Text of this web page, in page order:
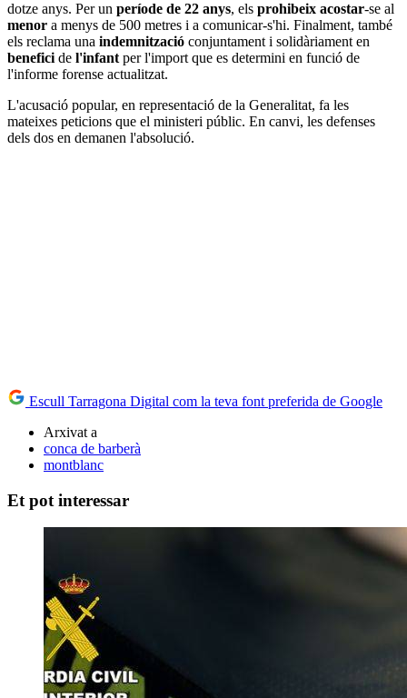
dotze anys. Per un període de 22 anys, els prohibeix acostar-se al
menor a menys de 500 metres i a comunicar-s'hi. Finalment, també
els reclama una indemnització conjuntament i solidàriament en
benefici de l'infant per l'import que es determini en funció de
l'informe forense actualitzat.
L'acusació popular, en representació de la Generalitat, fa les
mateixes peticions que el ministeri públic. En canvi, les defenses
dels dos en demanen l'absolució.
Escull Tarragona Digital com la teva font preferida de Google
Arxivat a
conca de barberà
montblanc
Et pot interessar